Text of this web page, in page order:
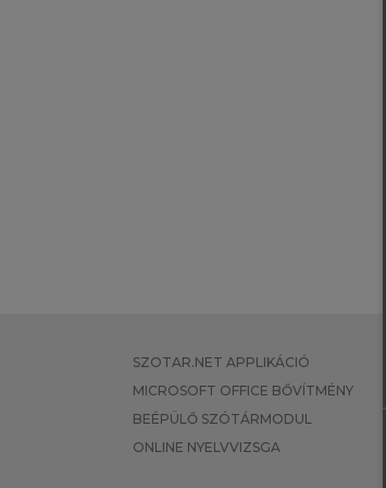
SZOTAR.NET APPLIKÁCIÓ
MICROSOFT OFFICE BŐVÍTMÉNY
BEÉPÜLŐ SZÓTÁRMODUL
ONLINE NYELVVIZSGA